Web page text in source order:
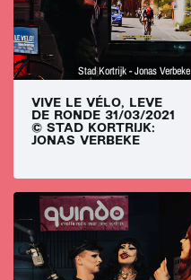
Stad Kortrijk - Jonas Verbeke
VIVE LE VÉLO, LEVE
DE RONDE 31/03/2021
© STAD KORTRIJK:
JONAS VERBEKE